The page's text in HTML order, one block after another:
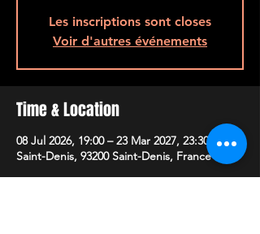
Les inscriptions sont closes
Voir d'autres événements
Time & Location
08 Jul 2026, 19:00 – 23 Mar 2027, 23:30
Saint-Denis, 93200 Saint-Denis, France